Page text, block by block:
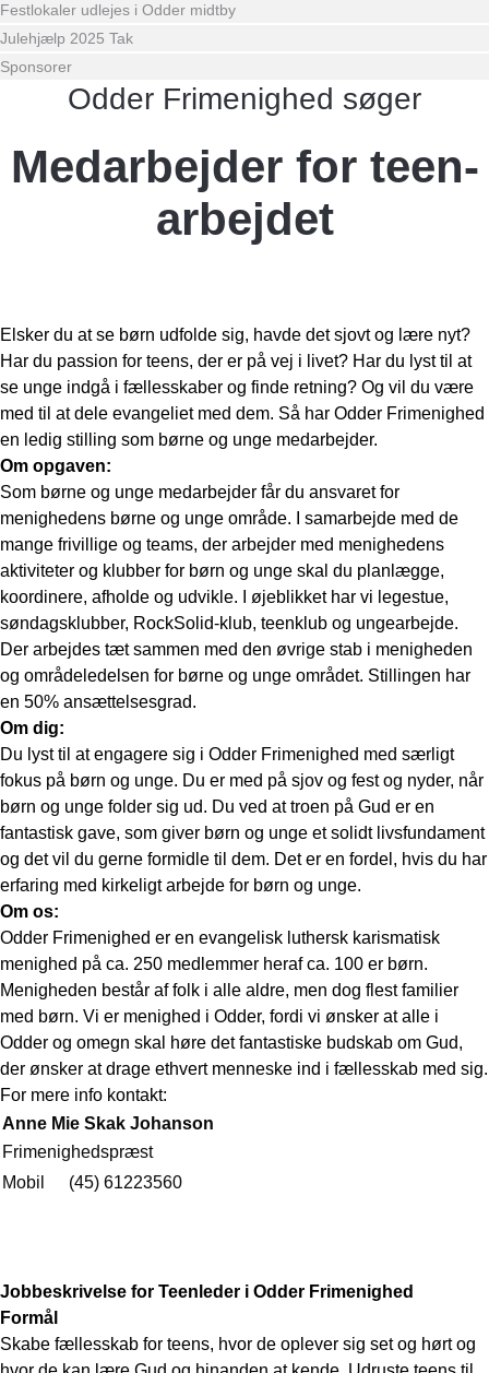
Festlokaler udlejes i Odder midtby
Julehjælp 2025 Tak
Sponsorer
Odder Frimenighed søger
Medarbejder for teen-
arbejdet
Elsker du at se børn udfolde sig, havde det sjovt og lære nyt?
Har du passion for teens, der er på vej i livet? Har du lyst til at
se unge indgå i fællesskaber og finde retning? Og vil du være
med til at dele evangeliet med dem. Så har Odder Frimenighed
en ledig stilling som børne og unge medarbejder.
Om opgaven:
Som børne og unge medarbejder får du ansvaret for
menighedens børne og unge område. I samarbejde med de
mange frivillige og teams, der arbejder med menighedens
aktiviteter og klubber for børn og unge skal du planlægge,
koordinere, afholde og udvikle. I øjeblikket har vi legestue,
søndagsklubber, RockSolid-klub, teenklub og ungearbejde.
Der arbejdes tæt sammen med den øvrige stab i menigheden
og områdeledelsen for børne og unge området. Stillingen har
en 50% ansættelsesgrad.
Om dig:
Du lyst til at engagere sig i Odder Frimenighed med særligt
fokus på børn og unge. Du er med på sjov og fest og nyder, når
børn og unge folder sig ud. Du ved at troen på Gud er en
fantastisk gave, som giver børn og unge et solidt livsfundament
og det vil du gerne formidle til dem. Det er en fordel, hvis du har
erfaring med kirkeligt arbejde for børn og unge.
Om os:
Odder Frimenighed er en evangelisk luthersk karismatisk
menighed på ca. 250 medlemmer heraf ca. 100 er børn.
Menigheden består af folk i alle aldre, men dog flest familier
med børn. Vi er menighed i Odder, fordi vi ønsker at alle i
Odder og omegn skal høre det fantastiske budskab om Gud,
der ønsker at drage ethvert menneske ind i fællesskab med sig.
For mere info kontakt:
Anne Mie Skak Johanson
Frimenighedspræst
Mobil
(45) 61223560
Jobbeskrivelse for Teenleder i Odder Frimenighed
Formål
Skabe fællesskab for teens, hvor de oplever sig set og hørt og